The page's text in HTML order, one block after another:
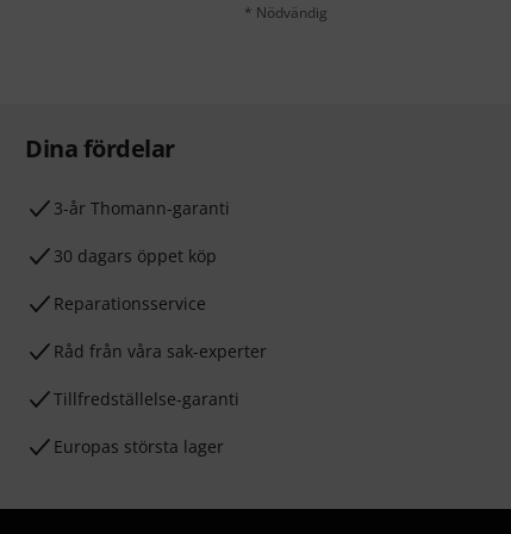
* Nödvändig
Dina fördelar
3-år Thomann-garanti
30 dagars öppet köp
Reparationsservice
Råd från våra sak-experter
Tillfredställelse-garanti
Europas största lager